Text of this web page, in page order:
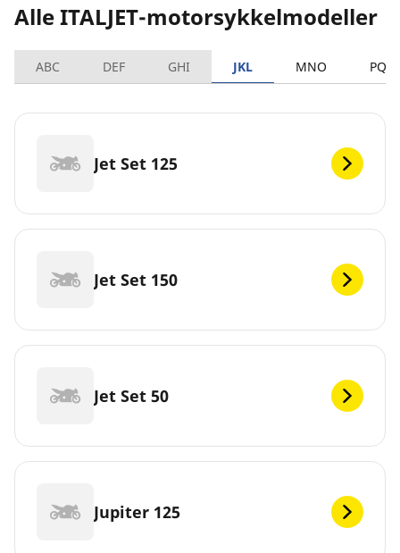
Alle ITALJET-motorsykkelmodeller
ABC DEF GHI JKL MNO
Jet Set 125
Jet Set 150
Jet Set 50
Jupiter 125